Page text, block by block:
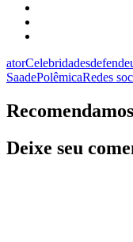
atorCelebridades
SaadePolêmicaRedes
Deixe seu